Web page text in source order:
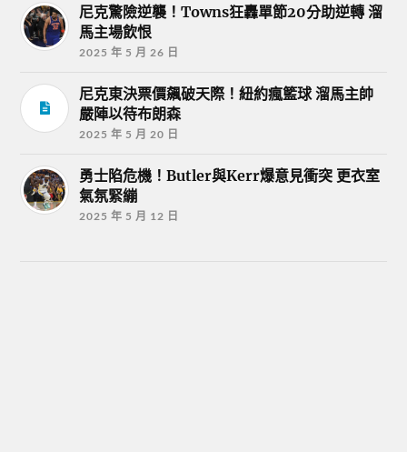
尼克驚險逆襲！Towns狂轟單節20分助逆轉 溜
馬主場飲恨
2025 年 5 月 26 日
尼克東決票價飆破天際！紐約瘋籃球 溜馬主帥
嚴陣以待布朗森
2025 年 5 月 20 日
勇士陷危機！Butler與Kerr爆意見衝突 更衣室
氣氛緊繃
2025 年 5 月 12 日